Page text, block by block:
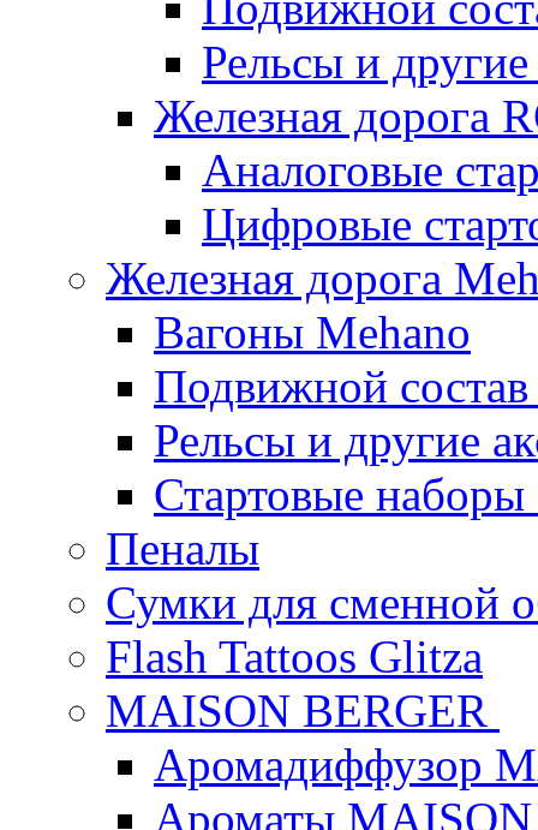
Рельсы и
Железная дорога
Аналоговые
Цифровые
Железная дорога
Вагоны Mehano
Подвижной
Рельсы и другие
Стартовые
Пеналы
Сумки для сменной
Flash Tattoos Glitza
MAISON BERGER
Аромадиффузор
Ароматы